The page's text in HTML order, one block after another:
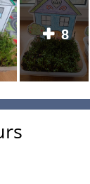
8